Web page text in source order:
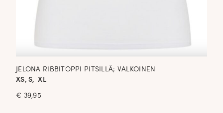
JELONA RIBBITOPPI PITSILLÄ; VALKOINEN
XS, S, XL
€ 39,95